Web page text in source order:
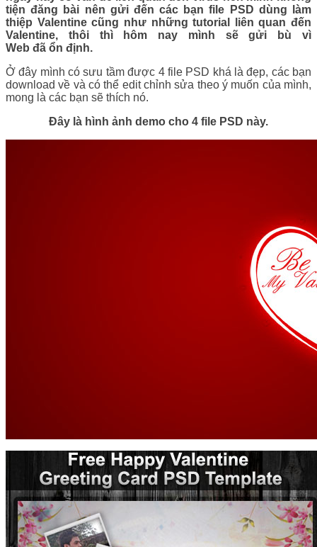
tiện đăng bài nên gửi đến các bạn file PSD dùng làm
thiệp Valentine cũng như những tutorial liên quan đến
Valentine, thôi thì hôm nay mình sẽ gửi bù vì
Web đã ổn định.
Ở đây mình có sưu tầm được 4 file PSD khá là đẹp, các bạn
download về và có thể edit chỉnh sửa theo ý muốn của mình,
mong là các bạn sẽ thích nó.
Đây là hình ảnh demo cho 4 file PSD này.